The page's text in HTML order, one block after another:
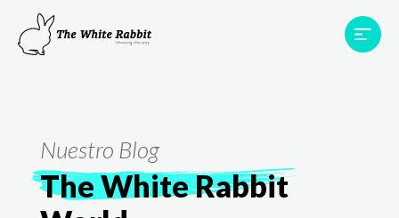
Proyectos
Testimonios
Nuestro Blog
The White Rabbit